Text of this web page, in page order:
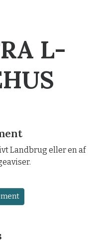
L-
Landbrug eller en af